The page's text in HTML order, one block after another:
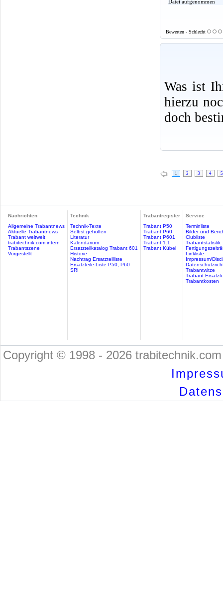
Datei aufgenommen
Bewerten - Schlecht
Was ist
hierzu
doch
1 2 3 4 5
Nachrichten
Allgemeine Trabantnews
Aktuelle Trabantnews
Trabant weltweit
trabitechnik.com intern
Trabantszene
Vorgestellt
Technik
Technik-Texte
Selbst geholfen
Literatur
Kalendarium
Ersatzteilkatalog Trabant 601
Historie
Nachtrag Ersatzteilliste
Ersatzteile-Liste P50, P60
SRI
Trabantregister
Trabant P50
Trabant P60
Trabant P601
Trabant 1.1
Trabant Kübel
Service
Terminliste
Bilder und
Clubliste
Trabantstatistik
Linkliste
Impressum/
Trabantwitze
Trabant
Trabantkosten
Copyright © 1998 - 2026